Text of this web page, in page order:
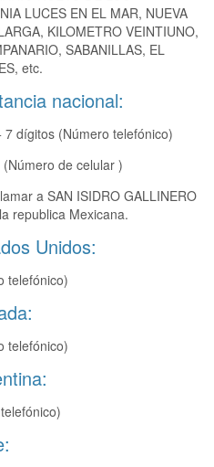
LUCES EN EL MAR, NUEVA
KILOMETRO VEINTIUNO,
SABANILLAS, EL
etc.
nacional:
dígitos (Número telefónico)
de celular )
a SAN ISIDRO GALLINERO
republica Mexicana.
Unidos:
telefónico)
telefónico)